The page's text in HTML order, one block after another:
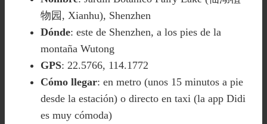
物园, Xianhu), Shenzhen
Dónde: este de Shenzhen, a los pies de la
montaña Wutong
GPS: 22.5766, 114.1772
Cómo llegar: en metro (unos 15 minutos a pie
desde la estación) o directo en taxi (la app Didi
es muy cómoda)